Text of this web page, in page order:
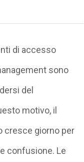
di accesso
sono
del
motivo, il
cresce giorno per
confusione. Le